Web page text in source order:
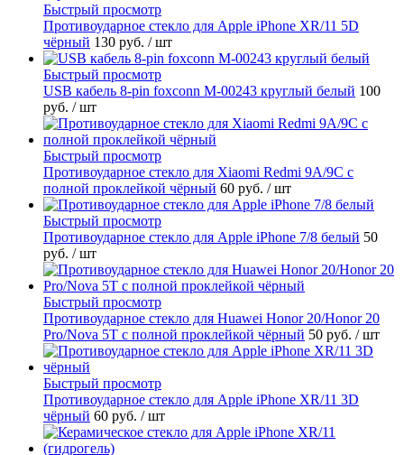
Быстрый просмотр
Противоударное стекло для Apple iPhone XR/11 5D
чёрный 130 руб. / шт
Быстрый просмотр
USB кабель 8-pin foxconn M-00243 круглый белый 100
руб. / шт
Быстрый просмотр
Противоударное стекло для Xiaomi Redmi 9A/9C с
полной проклейкой чёрный 60 руб. / шт
Быстрый просмотр
Противоударное стекло для Apple iPhone 7/8 белый 50
руб. / шт
Быстрый просмотр
Противоударное стекло для Huawei Honor 20/Honor 20
Pro/Nova 5T с полной проклейкой чёрный 50 руб. / шт
Быстрый просмотр
Противоударное стекло для Apple iPhone XR/11 3D
чёрный 60 руб. / шт